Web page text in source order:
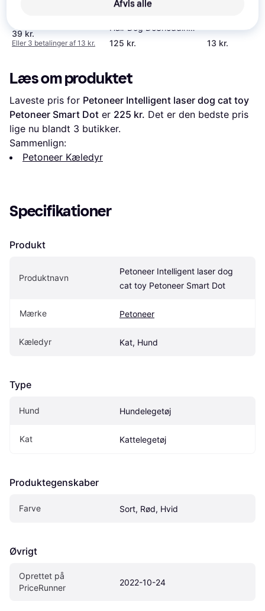
39 kr.
Eller 3 betalinger af 13 kr.
Hair Dog DeShedding
Tool
125 kr. 13 kr.
Læs om produktet
Laveste pris for Petoneer Intelligent laser dog cat toy
Petoneer Smart Dot er 225 kr. Det er den bedste pris
lige nu blandt 3 butikker.
Sammenlign:
Petoneer Kæledyr
Specifikationer
Produkt
Produktnavn
Petoneer Intelligent laser dog
cat toy Petoneer Smart Dot
Mærke Petoneer
Kæledyr Kat, Hund
Type
Hund Hundelegetøj
Kat Kattelegetøj
Produktegenskaber
Farve Sort, Rød, Hvid
Øvrigt
Oprettet på
PriceRunner
2022-10-24
Afvis alle